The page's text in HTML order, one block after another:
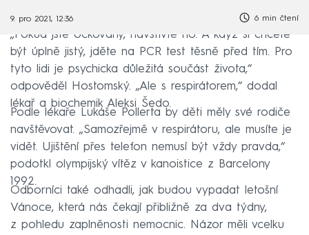
9. pro 2021, 12:36 6 min čtení
„Pokud jste očkovaný, navštivte ho. A když si chcete
být úplně jistý, jděte na PCR test těsně před tím. Pro
tyto lidi je psychicka důležitá součást života,“
odpověděl Hostomský. „Ale s respirátorem,“ dodal
lékař a biochemik Aleksi Šedo.
Podle lékaře Lukáše Pollerta by děti měly své rodiče
navštěvovat. „Samozřejmě v respirátoru, ale musíte je
vidět. Ujištění přes telefon nemusí být vždy pravda,“
podotkl olympijský vítěz v kanoistice z Barcelony
1992.
Odborníci také odhadli, jak budou vypadat letošní
Vánoce, která nás čekají přibližně za dva týdny,
z pohledu zaplněnosti nemocnic. Názor měli vcelku